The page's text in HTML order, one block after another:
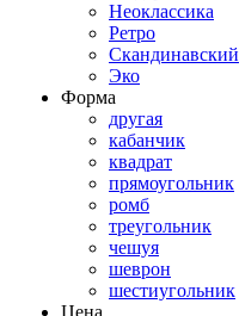
Неоклассика
Ретро
Скандинавский
Эко
Форма
другая
кабанчик
квадрат
прямоугольник
ромб
треугольник
чешуя
шеврон
шестиугольник
Цена